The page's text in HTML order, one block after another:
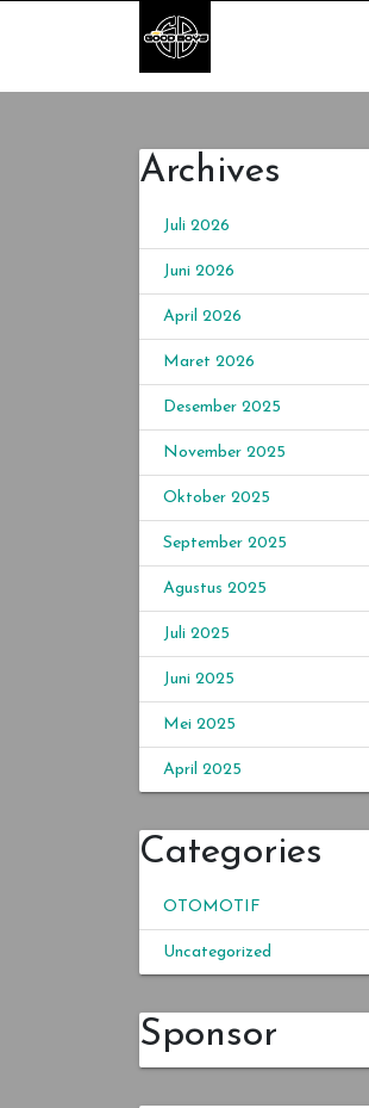
Goodboys
Efisien
Archives
Juli 2026
Juni 2026
April 2026
Maret 2026
Desember 2025
November 2025
Oktober 2025
September 2025
Agustus 2025
Juli 2025
Juni 2025
Mei 2025
April 2025
Categories
OTOMOTIF
Uncategorized
Sponsor